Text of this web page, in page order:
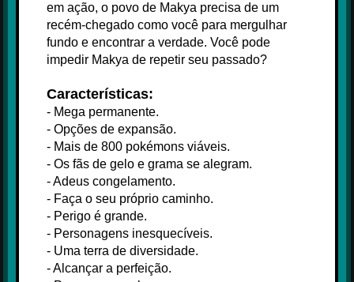
em ação, o povo de Makya precisa de um
recém-chegado como você para mergulhar
fundo e encontrar a verdade. Você pode
impedir Makya de repetir seu passado?
Características:
- Mega permanente.
- Opções de expansão.
- Mais de 800 pokémons viáveis.
- Os fãs de gelo e grama se alegram.
- Adeus congelamento.
- Faça o seu próprio caminho.
- Perigo é grande.
- Personagens inesquecíveis.
- Uma terra de diversidade.
- Alcançar a perfeição.